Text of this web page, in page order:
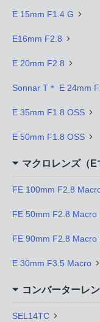
E 15mm F1.4 G
E16mm F2.8
E 20mm F2.8
Sonnar T＊ E 24mm
E 35mm F1.8 OSS
E 50mm F1.8 OSS
マクロレンズ（E
FE 100mm F2.8
FE 50mm F2.8 Macro
FE 90mm F2.8 Macro
E 30mm F3.5 Macro
コンバーターレ
SEL14TC